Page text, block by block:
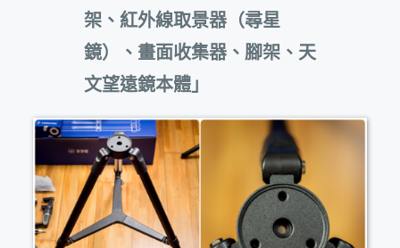
架、紅外線取景器（尋星
鏡）、畫面收集器、腳架、天
文望遠鏡本體」